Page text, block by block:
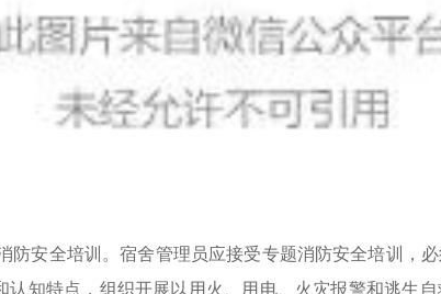
防安全培训。宿舍管理员应接受专题消防安全培训，
知特点，组织开展以用火、用电、火灾报警和逃生